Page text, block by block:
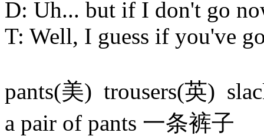
D: Uh... but if I don't go
T: Well, I guess if you've
pants(美) trousers(英)
a pair of pants 一条裤子